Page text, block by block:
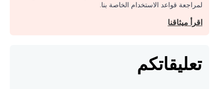
لمراجعة قواعد الاستخدام الخاصة بنا.
اقرأ ميثاقنا
تعليقاتكم